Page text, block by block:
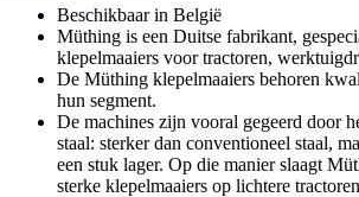
Beschikbaar in België
Müthing is een Duitse fabrikant,
klepelmaaiers voor tractoren,
De Müthing klepelmaaiers behoren
hun segment.
De machines zijn vooral gegeerd door
staal: sterker dan conventioneel staal,
een stuk lager. Op die manier slaagt
sterke klepelmaaiers op lichtere